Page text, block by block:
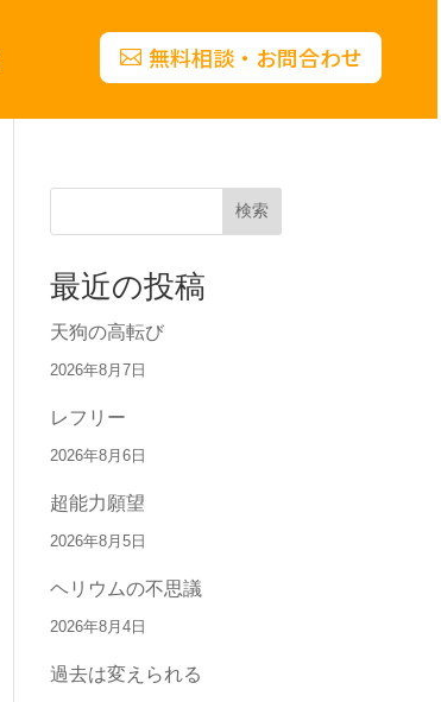
無料相談・お問合わせ
検索
最近の投稿
天狗の高転び
2026年8月7日
レフリー
2026年8月6日
超能力願望
2026年8月5日
ヘリウムの不思議
2026年8月4日
過去は変えられる